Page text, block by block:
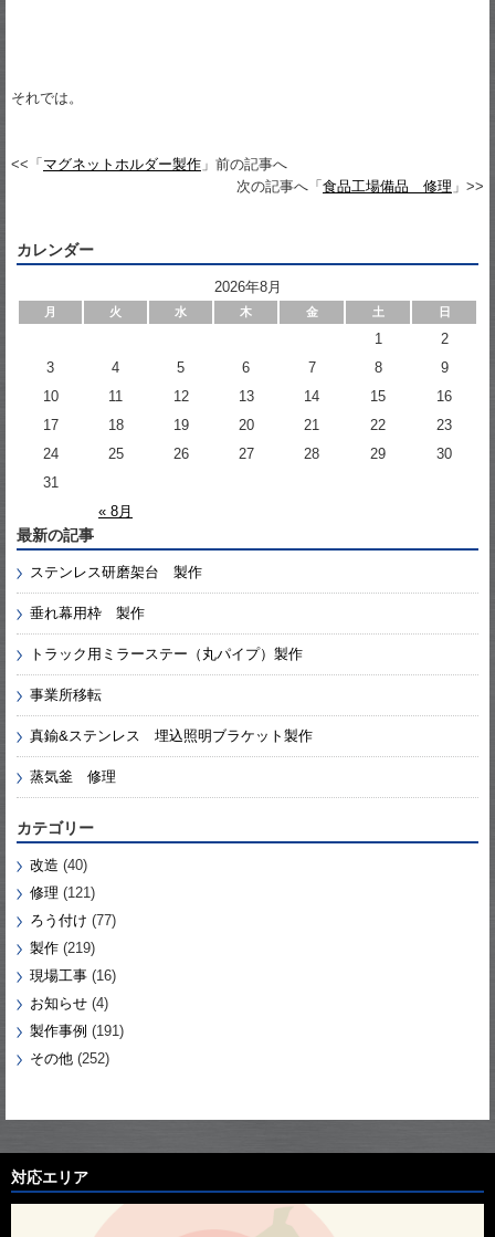
それでは。
<<「マグネットホルダー製作 」前の記事へ
次の記事へ「食品工場備品 修理 」>>
カレンダー
2026年8月
月 火 水 木 金 土 日
« 8月
1
2
3
4 5 6 7 8
9
10
11 12 13 14 15
16
17
18 19 20 21 22
23
24
25 26 27 28 29
30
31
最新の記事
ステンレス研磨架台 製作
垂れ幕用枠 製作
トラック用ミラーステー（丸パイプ）製作
事業所移転
真鍮&ステンレス 埋込照明ブラケット製作
蒸気釜 修理
カテゴリー
改造 (40)
修理 (121)
ろう付け (77)
製作 (219)
現場工事 (16)
お知らせ (4)
製作事例 (191)
その他 (252)
対応エリア